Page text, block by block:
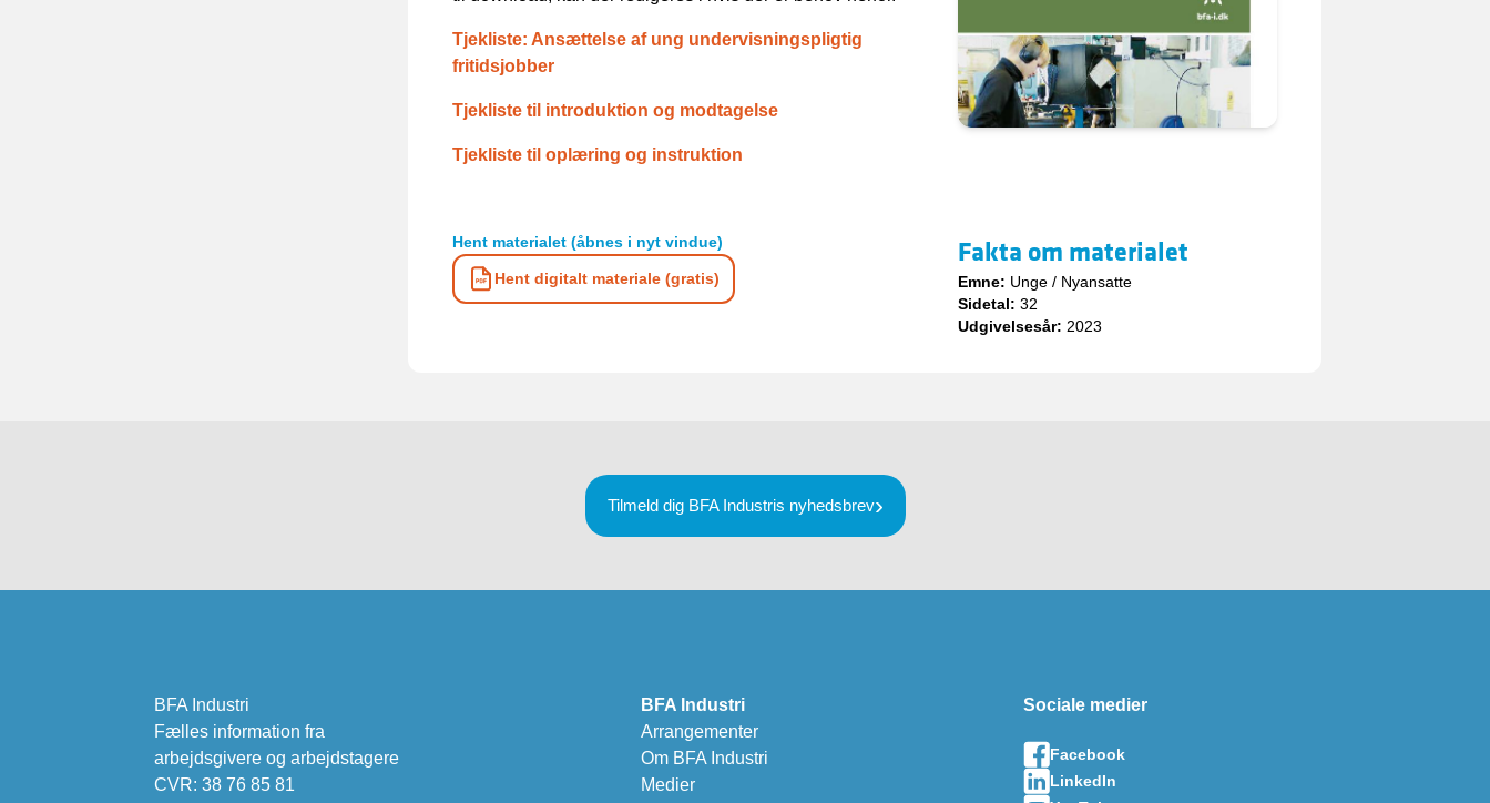
Tjekliste: Ansættelse af ung undervisningspligtig
fritidsjobber
Tjekliste til introduktion og modtagelse
Tjekliste til oplæring og instruktion
Hent materialet (åbnes i nyt vindue)
Hent digitalt materiale (gratis)
Fakta om materialet
Emne: Unge / Nyansatte
Sidetal: 32
Udgivelsesår: 2023
Tilmeld dig BFA Industris nyhedsbrev
BFA Industri
Fælles information fra
arbejdsgivere og arbejdstagere
CVR: 38 76 85 81
BFA Industri
Arrangementer
Om BFA Industri
Medier
Sociale medier
Facebook
LinkedIn